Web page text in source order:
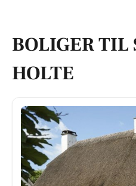
BOLIGER TIL
HOLTE